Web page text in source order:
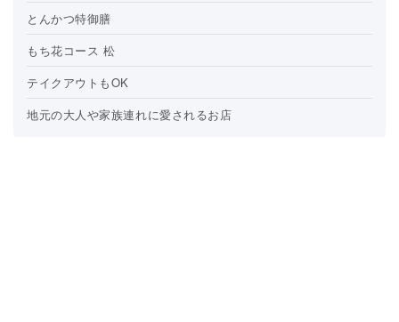
とんかつ特御膳
もち花コース 松
テイクアウトもOK
地元の大人や家族連れに愛されるお店